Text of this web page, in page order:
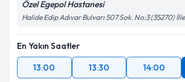
Özel Egepol Hastanesi
Halide Edip Adıvar Bulvarı 507 Sok. No:3 (35270)
En Yakın Saatler
13:00
13:30 14:00